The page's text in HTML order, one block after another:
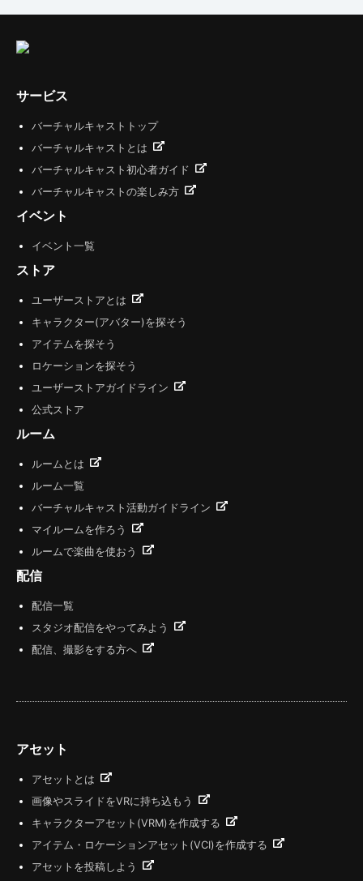
サービス
バーチャルキャストトップ
バーチャルキャストとは
バーチャルキャスト初心者ガイド
バーチャルキャストの楽しみ方
イベント
イベント一覧
ストア
ユーザーストアとは
キャラクター(アバター)を探そう
アイテムを探そう
ロケーションを探そう
ユーザーストアガイドライン
公式ストア
ルーム
ルームとは
ルーム一覧
バーチャルキャスト活動ガイドライン
マイルームを作ろう
ルームで楽曲を使おう
配信
配信一覧
スタジオ配信をやってみよう
配信、撮影をする方へ
アセット
アセットとは
画像やスライドをVRに持ち込もう
キャラクターアセット(VRM)を作成する
アイテム・ロケーションアセット(VCI)を作成する
アセットを投稿しよう